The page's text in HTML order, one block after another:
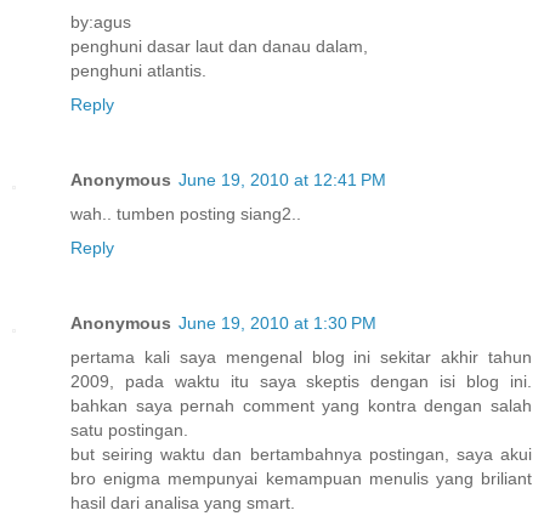
by:agus
penghuni dasar laut dan danau dalam,
penghuni atlantis.
Reply
Anonymous June 19, 2010 at 12:41 PM
wah.. tumben posting siang2..
Reply
Anonymous June 19, 2010 at 1:30 PM
pertama kali saya mengenal blog ini sekitar akhir tahun
2009, pada waktu itu saya skeptis dengan isi blog ini.
bahkan saya pernah comment yang kontra dengan salah
satu postingan.
but seiring waktu dan bertambahnya postingan, saya akui
bro enigma mempunyai kemampuan menulis yang briliant
hasil dari analisa yang smart.